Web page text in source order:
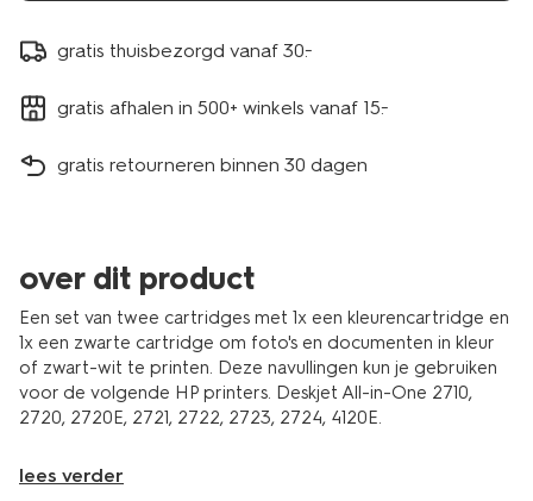
gratis thuisbezorgd vanaf 30.-
gratis afhalen in 500+ winkels vanaf 15.-
gratis retourneren binnen 30 dagen
over dit product
Een set van twee cartridges met 1x een kleurencartridge en
1x een zwarte cartridge om foto's en documenten in kleur
of zwart-wit te printen. Deze navullingen kun je gebruiken
voor de volgende HP printers. Deskjet All-in-One 2710,
2720, 2720E, 2721, 2722, 2723, 2724, 4120E.
lees verder